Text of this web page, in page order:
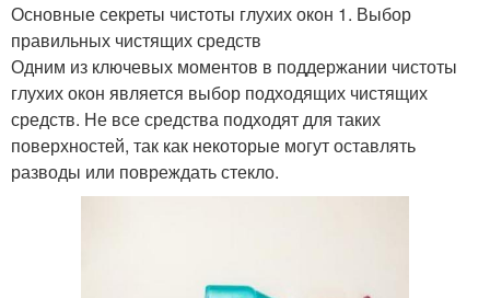
Основные секреты чистоты глухих окон 1. Выбор
правильных чистящих средств
Одним из ключевых моментов в поддержании чистоты
глухих окон является выбор подходящих чистящих
средств. Не все средства подходят для таких
поверхностей, так как некоторые могут оставлять
разводы или повреждать стекло.